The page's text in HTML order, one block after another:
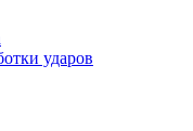
ударов